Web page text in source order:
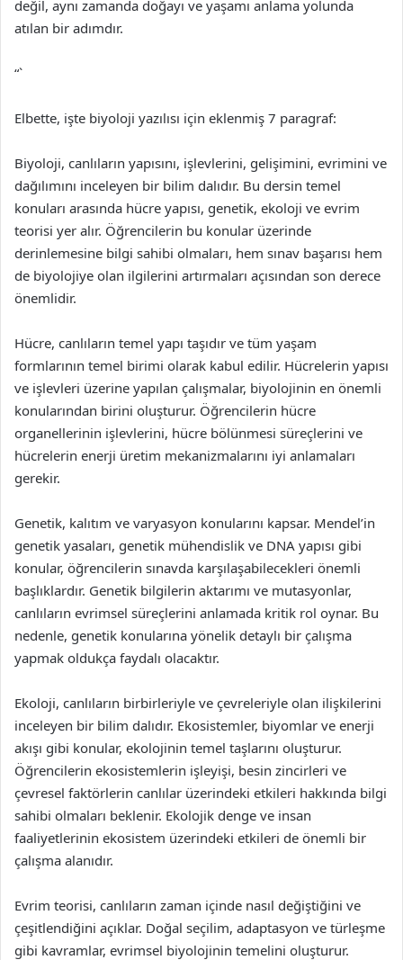
değil, aynı zamanda doğayı ve yaşamı anlama yolunda
atılan bir adımdır.
“`
Elbette, işte biyoloji yazılısı için eklenmiş 7 paragraf:
Biyoloji, canlıların yapısını, işlevlerini, gelişimini, evrimini ve
dağılımını inceleyen bir bilim dalıdır. Bu dersin temel
konuları arasında hücre yapısı, genetik, ekoloji ve evrim
teorisi yer alır. Öğrencilerin bu konular üzerinde
derinlemesine bilgi sahibi olmaları, hem sınav başarısı hem
de biyolojiye olan ilgilerini artırmaları açısından son derece
önemlidir.
Hücre, canlıların temel yapı taşıdır ve tüm yaşam
formlarının temel birimi olarak kabul edilir. Hücrelerin yapısı
ve işlevleri üzerine yapılan çalışmalar, biyolojinin en önemli
konularından birini oluşturur. Öğrencilerin hücre
organellerinin işlevlerini, hücre bölünmesi süreçlerini ve
hücrelerin enerji üretim mekanizmalarını iyi anlamaları
gerekir.
Genetik, kalıtım ve varyasyon konularını kapsar. Mendel’in
genetik yasaları, genetik mühendislik ve DNA yapısı gibi
konular, öğrencilerin sınavda karşılaşabilecekleri önemli
başlıklardır. Genetik bilgilerin aktarımı ve mutasyonlar,
canlıların evrimsel süreçlerini anlamada kritik rol oynar. Bu
nedenle, genetik konularına yönelik detaylı bir çalışma
yapmak oldukça faydalı olacaktır.
Ekoloji, canlıların birbirleriyle ve çevreleriyle olan ilişkilerini
inceleyen bir bilim dalıdır. Ekosistemler, biyomlar ve enerji
akışı gibi konular, ekolojinin temel taşlarını oluşturur.
Öğrencilerin ekosistemlerin işleyişi, besin zincirleri ve
çevresel faktörlerin canlılar üzerindeki etkileri hakkında bilgi
sahibi olmaları beklenir. Ekolojik denge ve insan
faaliyetlerinin ekosistem üzerindeki etkileri de önemli bir
çalışma alanıdır.
Evrim teorisi, canlıların zaman içinde nasıl değiştiğini ve
çeşitlendiğini açıklar. Doğal seçilim, adaptasyon ve türleşme
gibi kavramlar, evrimsel biyolojinin temelini oluşturur.